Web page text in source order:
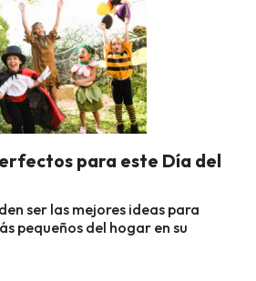
para este Día del
ser las mejores ideas para
pequeños del hogar en su